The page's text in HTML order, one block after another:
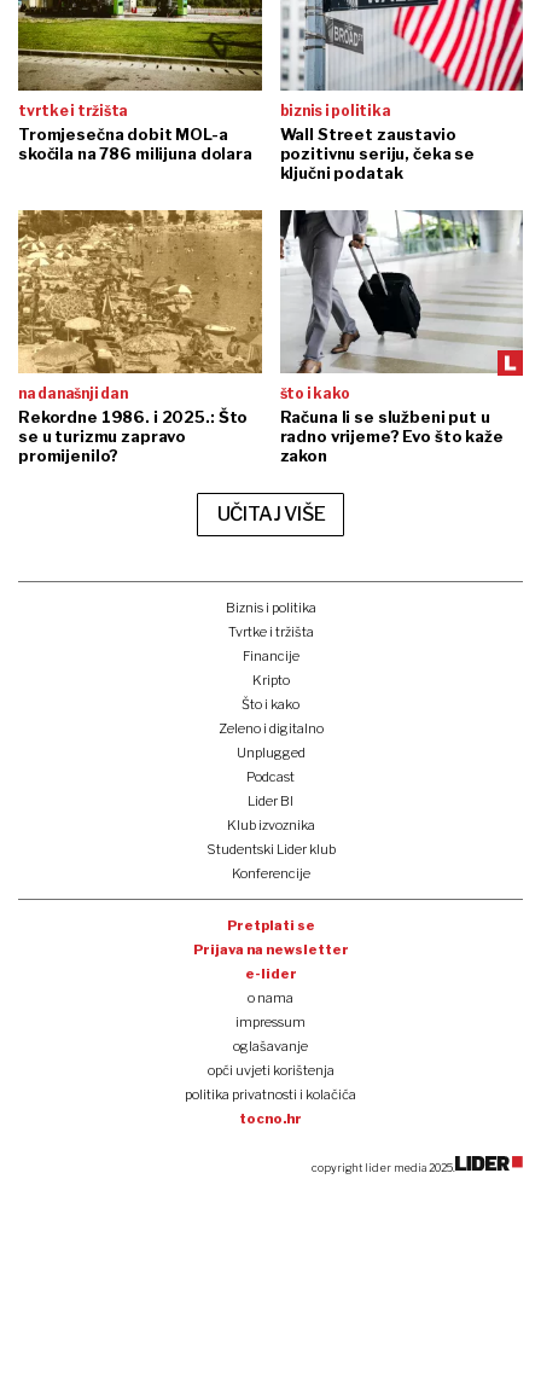
tvrtke i tržišta
Tromjesečna dobit MOL-a
skočila na 786 milijuna dolara
biznis i politika
Wall Street zaustavio
pozitivnu seriju, čeka se
ključni podatak
na današnji dan
Rekordne 1986. i 2025.: Što
se u turizmu zapravo
promijenilo?
što i kako
Računa li se službeni put u
radno vrijeme? Evo što kaže
zakon
UČITAJ VIŠE
Biznis i politika
Tvrtke i tržišta
Financije
Kripto
Što i kako
Zeleno i digitalno
Unplugged
Podcast
Lider BI
Klub izvoznika
Studentski Lider klub
Konferencije
Pretplati se
Prijava na newsletter
e-lider
o nama
impressum
oglašavanje
opći uvjeti korištenja
politika privatnosti i kolačića
tocno.hr
copyright lider media 2025.